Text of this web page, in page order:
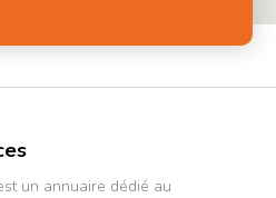
un annuaire dédié au